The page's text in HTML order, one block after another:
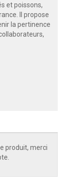
et poissons,
Il propose
la pertinence
produit, merci